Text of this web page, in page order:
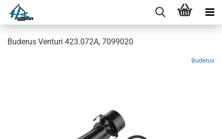
Buderus Venturi 423.072A, 7099020
Buderus